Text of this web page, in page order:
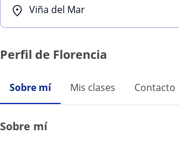
Viña del Mar
Perfil de Florencia
Sobre mí Mis clases Contacto
Sobre mí